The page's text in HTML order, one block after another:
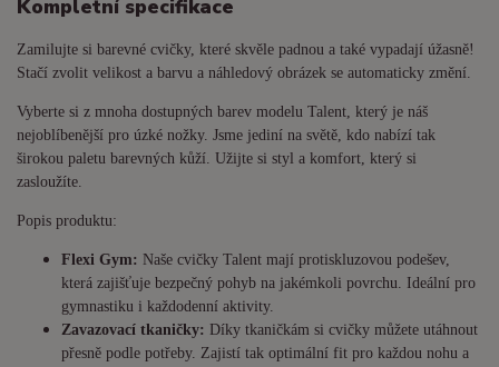
Kompletní specifikace
Zamilujte si barevné cvičky, které skvěle padnou a také vypadají úžasně!
Stačí zvolit velikost a barvu a náhledový obrázek se automaticky změní.
Vyberte si z mnoha dostupných barev modelu Talent, který je náš
nejoblíbenější pro úzké nožky. Jsme jediní na světě, kdo nabízí tak
širokou paletu barevných kůží. Užijte si styl a komfort, který si
zasloužíte.
Popis produktu:
Flexi Gym: Naše cvičky Talent mají protiskluzovou podešev,
která zajišťuje bezpečný pohyb na jakémkoli povrchu. Ideální pro
gymnastiku i každodenní aktivity.
Zavazovací tkaničky: Díky tkaničkám si cvičky můžete utáhnout
přesně podle potřeby. Zajistí tak optimální fit pro každou nohu a